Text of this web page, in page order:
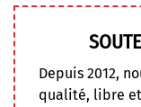
Depuis 2012,
qualité, libre